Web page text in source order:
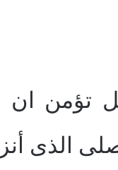
تؤمن ان
الذى